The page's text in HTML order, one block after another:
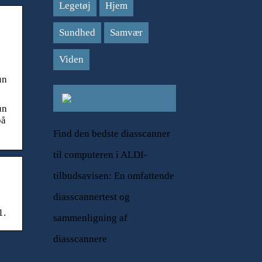
Legetøj Hjem
Sundhed Samvær
Viden
Find den bedste diasscanner
til computeren i ALDI-
tilbudsavisen: En omfattende
diasscannertest og
sammenligning af
diasscannere